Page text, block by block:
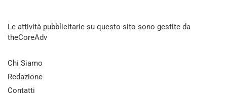
Le attività pubblicitarie su questo sito sono gestite da
theCoreAdv
Chi Siamo
Redazione
Contatti